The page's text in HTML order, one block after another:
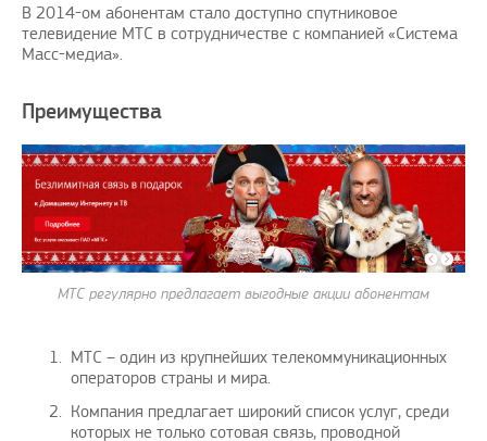
В 2014-ом абонентам стало доступно спутниковое
телевидение МТС в сотрудничестве с компанией «Система
Масс-медиа».
Преимущества
МТС регулярно предлагает выгодные акции абонентам
МТС – один из крупнейших телекоммуникационных
операторов страны и мира.
Компания предлагает широкий список услуг, среди
которых не только сотовая связь, проводной